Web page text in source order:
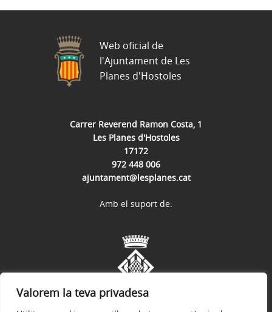
Valorem la teva privadesa
Carrer Reverend Ramon Costa, 1
Les Planes d'Hostoles
17172
972 448 006
ajuntament@lesplanes.cat
Web oficial de
l'Ajuntament de Les
Planes d'Hostoles
Amb el suport de: